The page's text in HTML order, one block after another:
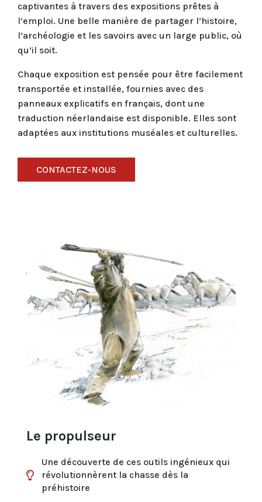
captivantes à travers des expositions prêtes à
l’emploi. Une belle manière de partager l’histoire,
l’archéologie et les savoirs avec un large public, où
qu’il soit.
Chaque exposition est pensée pour être facilement
transportée et installée, fournies avec des
panneaux explicatifs en français, dont une
traduction néerlandaise est disponible. Elles sont
adaptées aux institutions muséales et culturelles.
CONTACTEZ-NOUS
Le propulseur

Une découverte de ces outils ingénieux qui
révolutionnèrent la chasse dès la
préhistoire